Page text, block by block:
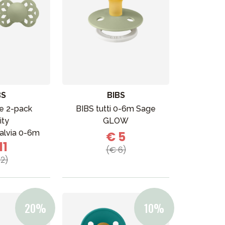
2-pack
0-6m
BIBS
BIBS tutti 0-6m Sage
GLOW
€ 5
(€ 6)